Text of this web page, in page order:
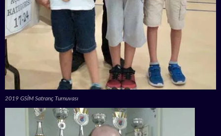
2019 GSİM Satranç Turnuvası